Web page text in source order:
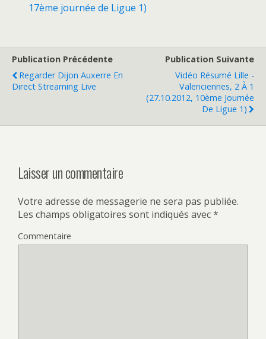
17ème journée de Ligue 1)
Publication Précédente
Regarder Dijon Auxerre En
Direct Streaming Live
Publication Suivante
Vidéo Résumé Lille -
Valenciennes, 2 À 1
(27.10.2012, 10ème Journée
De Ligue 1)
Laisser un commentaire
Votre adresse de messagerie ne sera pas publiée.
Les champs obligatoires sont indiqués avec*
Commentaire